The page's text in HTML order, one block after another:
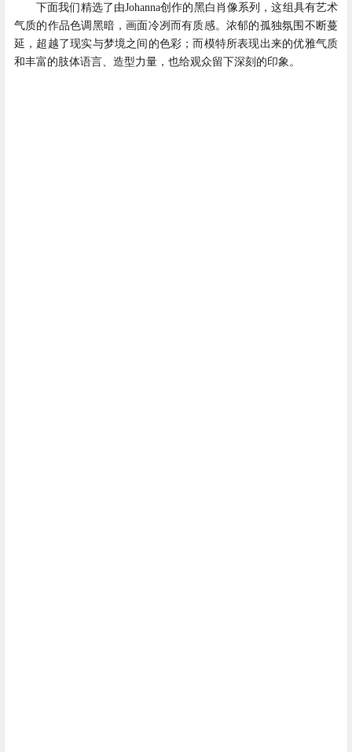
下面我们精选了由Johanna创作的黑白肖像系列，这组具有艺术
气质的作品色调黑暗，画面冷冽而有质感。浓郁的孤独氛围不断蔓
延，超越了现实与梦境之间的色彩；而模特所表现出来的优雅气质
和丰富的肢体语言、造型力量，也给观众留下深刻的印象。